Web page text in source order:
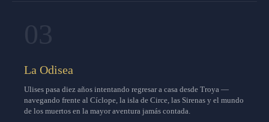
La Odisea
Ulises pasa diez años intentando regresar a casa desde Troya —
navegando frente al Cíclope, la isla de Circe, las Sirenas y el mundo
de los muertos en la mayor aventura jamás contada.